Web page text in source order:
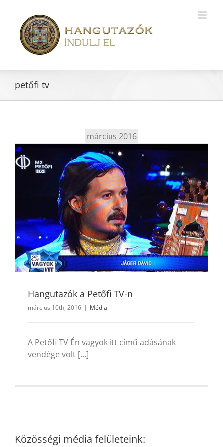
petőfi tv
március 2016
Hangutazók a Petőfi TV-n
március 10th, 2016 | Média
A Petőfi TV Én vagyok itt című adásának
vendége volt [...]
Közösségi média felületeink: